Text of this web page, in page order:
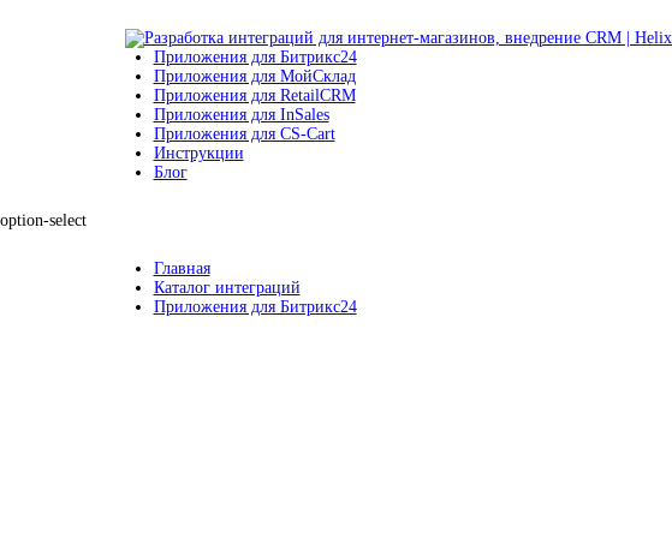
Приложения для Битрикс24
Приложения для МойСклад
Приложения для RetailCRM
Приложения для InSales
Приложения для CS-Cart
Инструкции
Блог
option-select
Главная
Каталог интеграций
Приложения для Битрикс24